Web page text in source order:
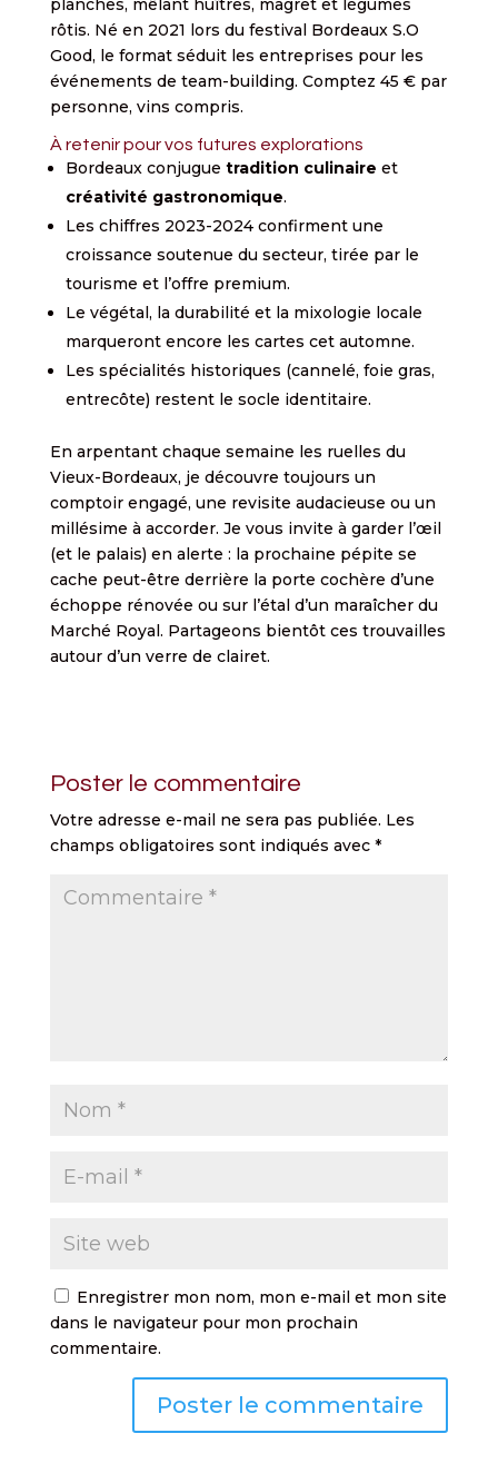
rôtis. Né en 2021 lors du festival Bordeaux S.O
Good, le format séduit les entreprises pour les
événements de team-building. Comptez 45 € par
personne, vins compris.
À retenir pour vos futures explorations
Bordeaux conjugue tradition culinaire et
créativité gastronomique.
Les chiffres 2023-2024 confirment une
croissance soutenue du secteur, tirée par le
tourisme et l’offre premium.
Le végétal, la durabilité et la mixologie locale
marqueront encore les cartes cet automne.
Les spécialités historiques (cannelé, foie gras,
entrecôte) restent le socle identitaire.
En arpentant chaque semaine les ruelles du
Vieux-Bordeaux, je découvre toujours un
comptoir engagé, une revisite audacieuse ou un
millésime à accorder. Je vous invite à garder l’œil
(et le palais) en alerte : la prochaine pépite se
cache peut-être derrière la porte cochère d’une
échoppe rénovée ou sur l’étal d’un maraîcher du
Marché Royal. Partageons bientôt ces trouvailles
autour d’un verre de clairet.
Poster le commentaire
Votre adresse e-mail ne sera pas publiée. Les
champs obligatoires sont indiqués avec *
Enregistrer mon nom, mon e-mail et mon site
dans le navigateur pour mon prochain
commentaire.